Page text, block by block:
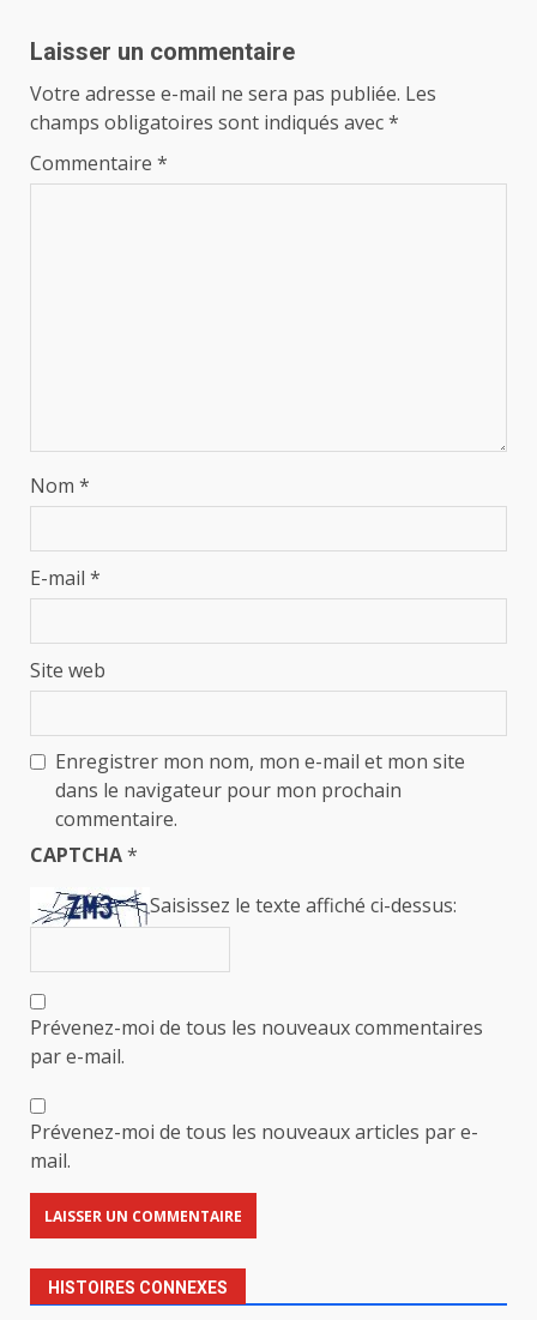
Laisser un commentaire
Votre adresse e-mail ne sera pas publiée. Les
champs obligatoires sont indiqués avec*
Commentaire *
Nom *
E-mail *
Site web
Enregistrer mon nom, mon e-mail et mon site
dans le navigateur pour mon prochain
commentaire.
CAPTCHA*
Saisissez le texte affiché ci-dessus:
Prévenez-moi de tous les nouveaux commentaires
par e-mail.
Prévenez-moi de tous les nouveaux articles par e-
mail.
HISTOIRES CONNEXES